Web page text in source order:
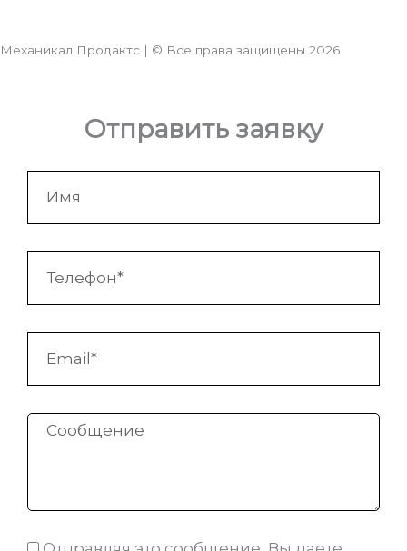
Механикал Продактс | © Все права защищены 2026
Отправить заявку
Сообщение
Соглашение